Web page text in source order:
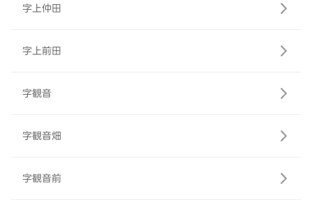
字上仲田
字上前田
字観音
字観音畑
字観音前